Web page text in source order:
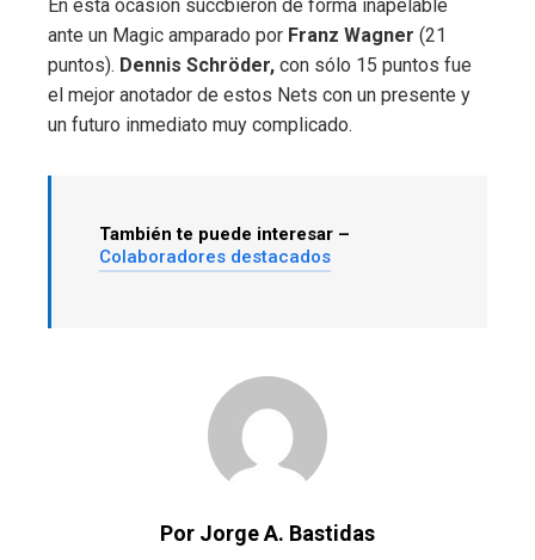
En esta ocasión succbieron de forma inapelable
ante un Magic amparado por Franz Wagner (21
puntos). Dennis Schröder, con sólo 15 puntos fue
el mejor anotador de estos Nets con un presente y
un futuro inmediato muy complicado.
También te puede interesar –
Colaboradores destacados
Por Jorge A. Bastidas